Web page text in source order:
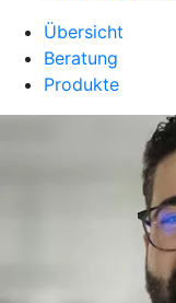
Übersicht
Beratung
Produkte